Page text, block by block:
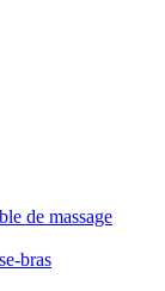
de massage
bras